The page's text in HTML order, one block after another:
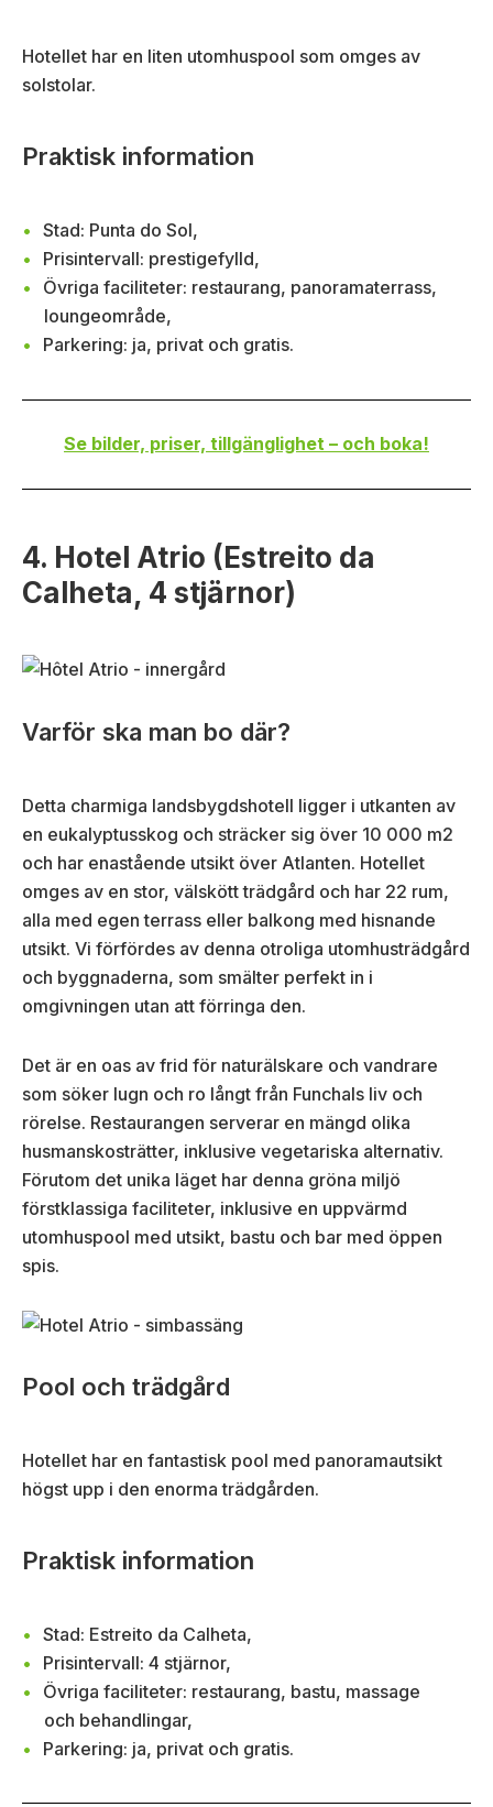
Hotellet har en liten utomhuspool som omges av
solstolar.
Praktisk information
Stad: Punta do Sol,
Prisintervall: prestigefylld,
Övriga faciliteter: restaurang, panoramaterrass,
loungeområde,
Parkering: ja, privat och gratis.
Se bilder, priser, tillgänglighet – och boka!
4. Hotel Atrio (Estreito da
Calheta, 4 stjärnor)
Varför ska man bo där?
Detta charmiga landsbygdshotell ligger i utkanten av
en eukalyptusskog och sträcker sig över 10 000 m2
och har enastående utsikt över Atlanten. Hotellet
omges av en stor, välskött trädgård och har 22 rum,
alla med egen terrass eller balkong med hisnande
utsikt. Vi förfördes av denna otroliga utomhusträdgård
och byggnaderna, som smälter perfekt in i
omgivningen utan att förringa den.
Det är en oas av frid för naturälskare och vandrare
som söker lugn och ro långt från Funchals liv och
rörelse. Restaurangen serverar en mängd olika
husmanskosträtter, inklusive vegetariska alternativ.
Förutom det unika läget har denna gröna miljö
förstklassiga faciliteter, inklusive en uppvärmd
utomhuspool med utsikt, bastu och bar med öppen
spis.
Pool och trädgård
Hotellet har en fantastisk pool med panoramautsikt
högst upp i den enorma trädgården.
Praktisk information
Stad: Estreito da Calheta,
Prisintervall: 4 stjärnor,
Övriga faciliteter: restaurang, bastu, massage
och behandlingar,
Parkering: ja, privat och gratis.